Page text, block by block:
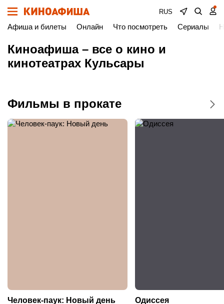
RUS
Афиша и билеты Онлайн Что посмотреть Сериалы
Киноафиша – все о кино и
кинотеатрах Кульсары
Фильмы в прокате
Человек-паук: Новый день Одиссея